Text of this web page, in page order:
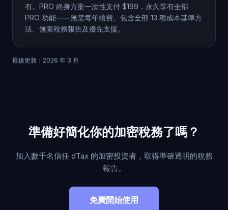
有。PRO 終身方案一次性支付 $199，永久享有全部
PRO 功能——無需每年續費。包含全部 13 種成本基準方
法、無限稅務報告及優先支援。
最後更新：2026 年 3 月
準備好簡化你的加密稅務了嗎？
加入數千名信任 dTax 的加密投資者，取得準確透明的稅務
報告。
免費開始使用